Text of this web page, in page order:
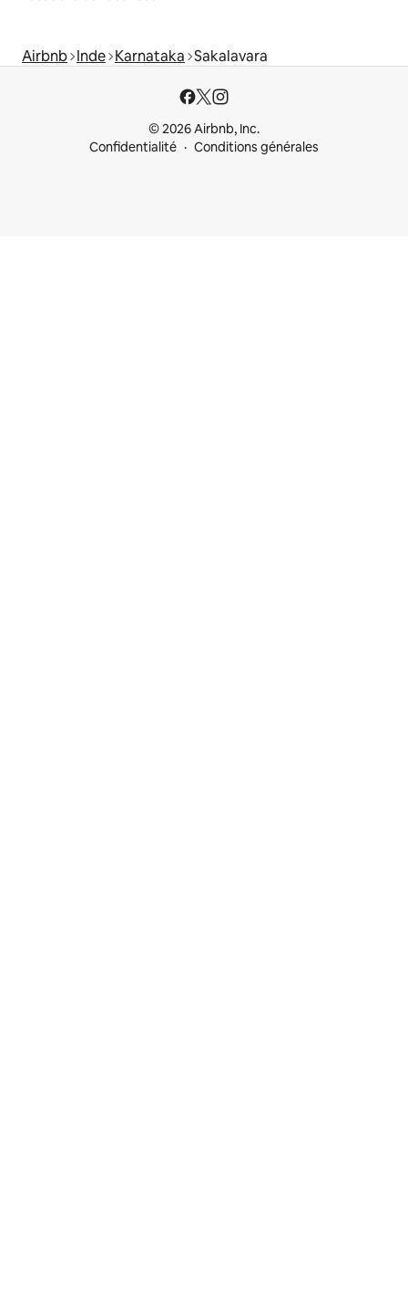
Airbnb Inde Karnataka Sakalavara
© 2026 Airbnb, Inc.
Confidentialité
Conditions générales